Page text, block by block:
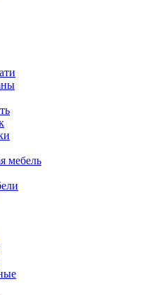
мебель